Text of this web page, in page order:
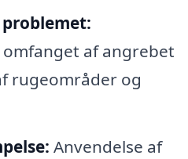
af angrebet
rugeområder og
Anvendelse af